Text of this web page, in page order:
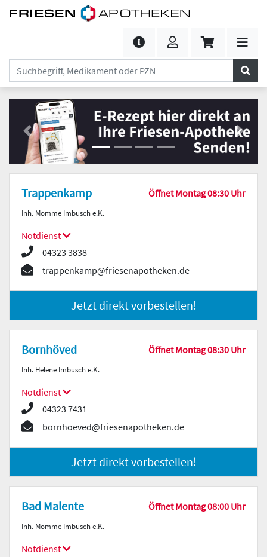
Previous Next
Öffnet Montag 08:30 Uhr
Trappenkamp
Inh. Momme Imbusch e.K.
Notdienst
04323 3838
trappenkamp@friesenapotheken.de
Jetzt direkt vorbestellen!
Öffnet Montag 08:30 Uhr
Bornhöved
Inh. Helene Imbusch e.K.
Notdienst
04323 7431
bornhoeved@friesenapotheken.de
Jetzt direkt vorbestellen!
Öffnet Montag 08:00 Uhr
Bad Malente
Inh. Momme Imbusch e.K.
Notdienst